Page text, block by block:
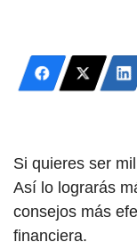
Si quieres ser
Así lo lograrás
consejos más
financiera.